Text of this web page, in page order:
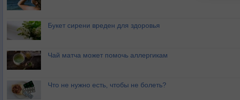
Букет сирени вреден для здоровья
Чай матча может помочь аллергикам
Что не нужно есть, чтобы не болеть?